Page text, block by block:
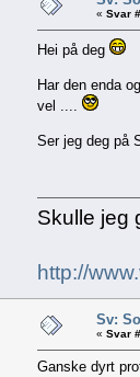
« Svar
Hei på deg
Har den enda
vel ....
Ser jeg deg på
Skulle jeg
http://
Sv:
« Svar
Ganske dyrt